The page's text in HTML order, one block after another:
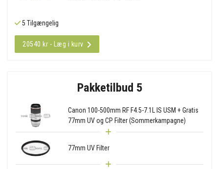
5 Tilgængelig
20540 kr - Læg i kurv
Pakketilbud 5
Canon 100-500mm RF F4.5-7.1L IS USM + Gratis
77mm UV og CP Filter (Sommerkampagne)
77mm UV Filter